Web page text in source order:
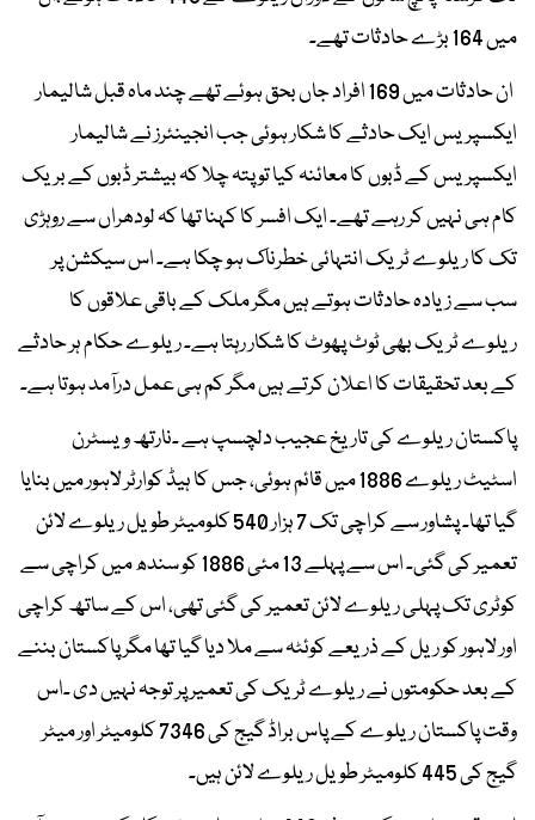
میں 164 بڑے حادثات تھے۔
ان حادثات میں 169 افراد جاں بحق ہوئے تھے چند ماہ قبل شالیمار
ایکسپریس ایک حادثے کا شکار ہوئی جب انجینئرز نے شالیمار
ایکسپریس کے ڈبوں کا معائنہ کیا تو پتہ چلا کہ بیشتر ڈبوں کے بریک
کام ہی نہیں کر رہے تھے۔ ایک افسر کا کہنا تھا کہ لودھراں سے روہڑی
تک کا ریلوے ٹریک انتہائی خطرناک ہو چکا ہے۔ اس سیکشن پر
سب سے زیادہ حادثات ہوتے ہیں مگر ملک کے باقی علاقوں کا
ریلوے ٹریک بھی ٹوٹ پھوٹ کا شکار رہتا ہے۔ ریلوے حکام ہر حادثے
کے بعد تحقیقات کا اعلان کرتے ہیں مگر کم ہی عمل درآمد ہوتا ہے۔
پاکستان ریلوے کی تاریخ عجیب دلچسپ ہے ۔نارتھ ویسٹرن
اسٹیٹ ریلوے 1886 میں قائم ہوئی، جس کا ہیڈ کوارٹر لاہور میں بنایا
گیا تھا۔ پشاور سے کراچی تک 7 ہزار 540 کلومیٹر طویل ریلوے لائن
تعمیر کی گئی۔ اس سے پہلے 13 مئی 1886 کو سندھ میں کراچی سے
کوٹری تک پہلی ریلوے لائن تعمیر کی گئی تھی، اس کے ساتھ کراچی
اور لاہور کو ریل کے ذریعے کوئٹہ سے ملا دیا گیا تھا مگر پاکستان بننے
کے بعد حکومتوں نے ریلوے ٹریک کی تعمیر پر توجہ نہیں دی ۔اس
وقت پاکستان ریلوے کے پاس براڈ گیج کی 7346 کلومیٹر اور میٹر
گیج کی 445 کلومیٹر طویل ریلوے لائن ہیں۔